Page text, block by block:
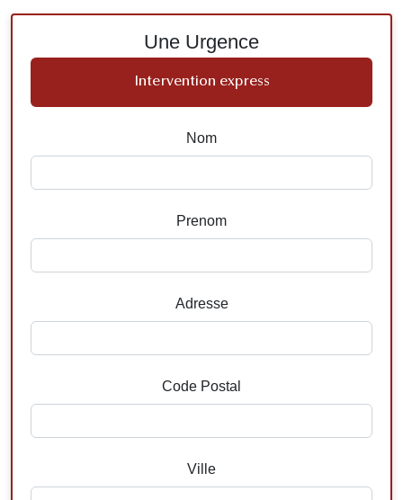
Une Urgence
Intervention express
Nom
Prenom
Adresse
Code Postal
Ville